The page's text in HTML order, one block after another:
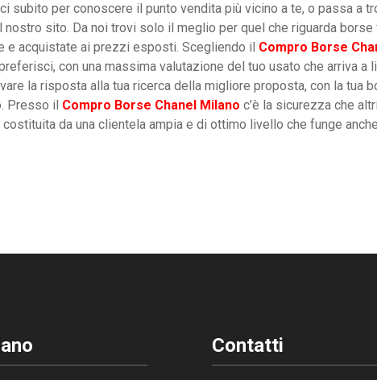
subito per conoscere il punto vendita più vicino a te, o passa a
sito. Da noi trovi solo il meglio per quel che riguarda borse
e acquistate ai prezzi esposti. Scegliendo il Compro Borse
con una massima valutazione del tuo usato che arriva a
la risposta alla tua ricerca della migliore proposta, con la tua
Presso il Compro Borse Chanel Milano c’è la sicurezza che
da una clientela ampia e di ottimo livello che funge
Contatti